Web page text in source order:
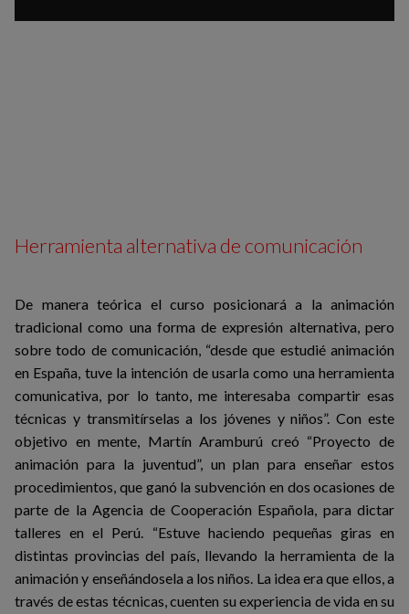
Herramienta alternativa de comunicación
De manera teórica el curso posicionará a la animación
tradicional como una forma de expresión alternativa, pero
sobre todo de comunicación, “desde que estudié animación
en España, tuve la intención de usarla como una herramienta
comunicativa, por lo tanto, me interesaba compartir esas
técnicas y transmitírselas a los jóvenes y niños”. Con este
objetivo en mente, Martín Aramburú creó “Proyecto de
animación para la juventud”, un plan para enseñar estos
procedimientos, que ganó la subvención en dos ocasiones de
parte de la Agencia de Cooperación Española, para dictar
talleres en el Perú. “Estuve haciendo pequeñas giras en
distintas provincias del país, llevando la herramienta de la
animación y enseñándosela a los niños. La idea era que ellos, a
través de estas técnicas, cuenten su experiencia de vida en su